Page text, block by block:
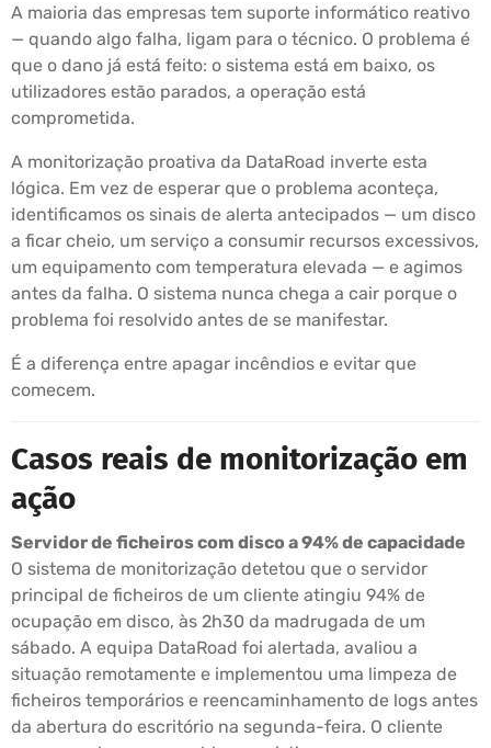
A maioria das empresas tem suporte informático reativo
— quando algo falha, ligam para o técnico. O problema é
que o dano já está feito: o sistema está em baixo, os
utilizadores estão parados, a operação está
comprometida.
A monitorização proativa da DataRoad inverte esta
lógica. Em vez de esperar que o problema aconteça,
identificamos os sinais de alerta antecipados — um disco
a ficar cheio, um serviço a consumir recursos excessivos,
um equipamento com temperatura elevada — e agimos
antes da falha. O sistema nunca chega a cair porque o
problema foi resolvido antes de se manifestar.
É a diferença entre apagar incêndios e evitar que
comecem.
Casos reais de monitorização em
ação
Servidor de ficheiros com disco a 94% de capacidade
O sistema de monitorização detetou que o servidor
principal de ficheiros de um cliente atingiu 94% de
ocupação em disco, às 2h30 da madrugada de um
sábado. A equipa DataRoad foi alertada, avaliou a
situação remotamente e implementou uma limpeza de
ficheiros temporários e reencaminhamento de logs antes
da abertura do escritório na segunda-feira. O cliente